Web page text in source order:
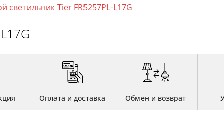
Кафе
Офис
Бронза
Золото
Особенности
светильник Tier FR5257PL-L17G
Оплата и доставка Обмен и возврат